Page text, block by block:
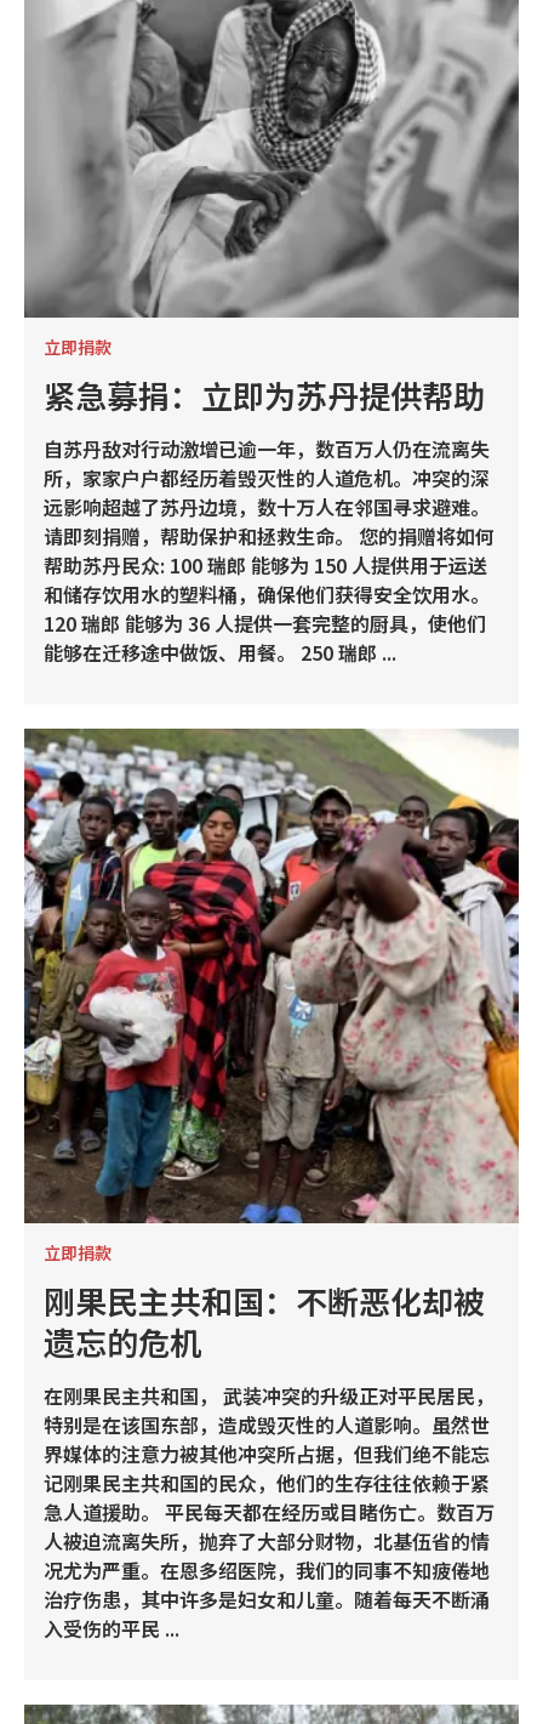
立即捐款
紧急募捐：立即为苏丹提供帮助
自苏丹敌对行动激增已逾一年，数百万人仍在流离失
所，家家户户都经历着毁灭性的人道危机。冲突的深
远影响超越了苏丹边境，数十万人在邻国寻求避难。
请即刻捐赠，帮助保护和拯救生命。 您的捐赠将如何
帮助苏丹民众: 100 瑞郎 能够为 150 人提供用于运送
和储存饮用水的塑料桶，确保他们获得安全饮用水。
120 瑞郎 能够为 36 人提供一套完整的厨具，使他们
能够在迁移途中做饭、用餐。 250 瑞郎 ...
立即捐款
刚果民主共和国：不断恶化却被
遗忘的危机
在刚果民主共和国， 武装冲突的升级正对平民居民，
特别是在该国东部，造成毁灭性的人道影响。虽然世
界媒体的注意力被其他冲突所占据，但我们绝不能忘
记刚果民主共和国的民众，他们的生存往往依赖于紧
急人道援助。 平民每天都在经历或目睹伤亡。数百万
人被迫流离失所，抛弃了大部分财物，北基伍省的情
况尤为严重。在恩多绍医院，我们的同事不知疲倦地
治疗伤患，其中许多是妇女和儿童。随着每天不断涌
入受伤的平民 ...